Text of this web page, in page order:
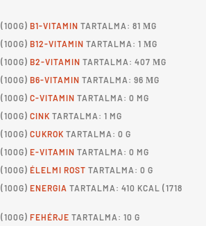
(100G) B1-VITAMIN TARTALMA: 81 ΜG
(100G) B12-VITAMIN TARTALMA: 1 ΜG
(100G) B2-VITAMIN TARTALMA: 407 ΜG
(100G) B6-VITAMIN TARTALMA: 96 ΜG
(100G) C-VITAMIN TARTALMA: 0 MG
(100G) CINK TARTALMA: 1 MG
(100G) CUKROK TARTALMA: 0 G
(100G) E-VITAMIN TARTALMA: 0 MG
(100G) ÉLELMI ROST TARTALMA: 0 G
(100G) ENERGIA TARTALMA: 410 KCAL (1718
(100G) FEHÉRJE TARTALMA: 10 G